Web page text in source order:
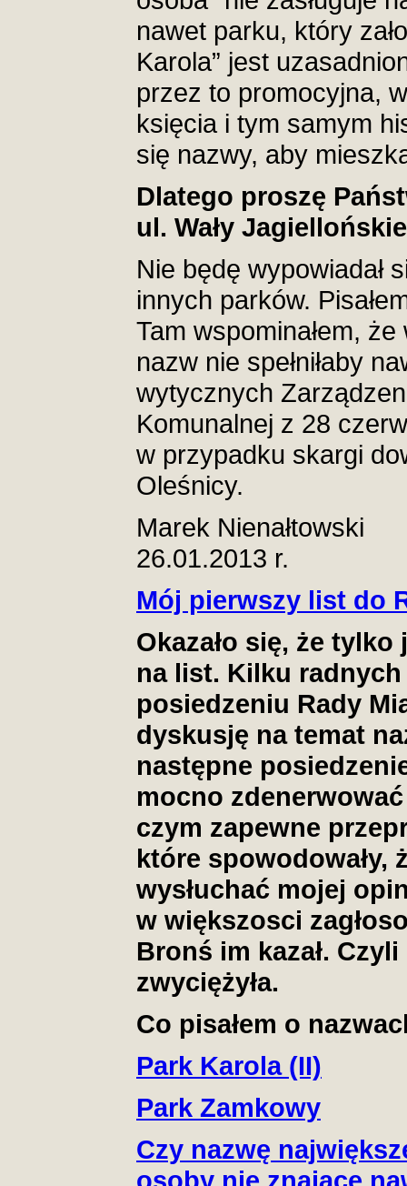
nawet parku, który
Karola” jest
przez to promocyjna,
księcia i tym samym
się nazwy, aby
Dlatego proszę
ul. Wały
Nie będę wypowiadał
innych parków.
Tam wspominałem,
nazw nie spełniłaby
wytycznych
Komunalnej z 28
w przypadku skargi
Oleśnicy.
Marek Nienałtowski
26.01.2013 r.
Mój pierwszy list do
Okazało się, że
na list. Kilku radnych
posiedzeniu Rady
dyskusję na temat
następne
mocno
czym zapewne
które spowodowały,
wysłuchać mojej
w większosci
Bronś im kazał.
zwyciężyła.
Co pisałem o
Park Karola (II)
Park Zamkowy
Czy nazwę